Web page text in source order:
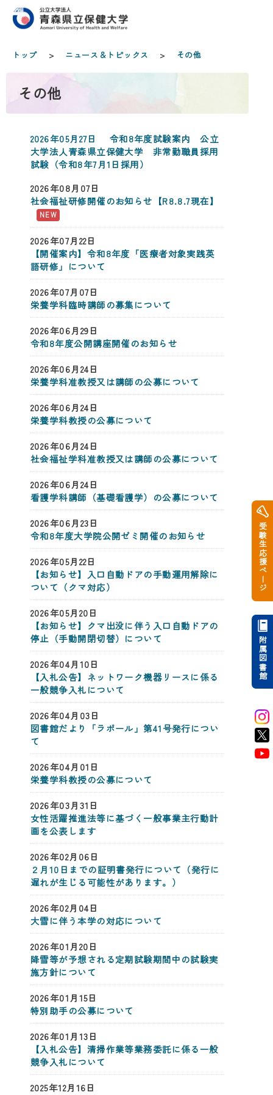
トップ > ニュース＆トピックス > その他
その他
2026年05月27日 令和8年度試験案内 公立
大学法人青森県立保健大学 非常勤職員採用
試験（令和8年7月1日採用）
2026年08月07日
社会福祉研修開催のお知らせ【R8.8.7現在】
2026年07月22日
【開催案内】令和8年度「医療者対象実践英
語研修」について
2026年07月07日
栄養学科臨時講師の募集について
2026年06月29日
令和8年度公開講座開催のお知らせ
2026年06月24日
栄養学科准教授又は講師の公募について
2026年06月24日
栄養学科教授の公募について
2026年06月24日
社会福祉学科准教授又は講師の公募について
2026年06月24日
看護学科講師（基礎看護学）の公募について
2026年06月23日
令和8年度大学院公開ゼミ開催のお知らせ
2026年05月22日
【お知らせ】入口自動ドアの手動運用解除に
ついて（クマ対応）
2026年05月20日
【お知らせ】クマ出没に伴う入口自動ドアの
停止（手動開閉切替）について
2026年04月10日
【入札公告】ネットワーク機器リースに係る
一般競争入札について
2026年04月03日
図書館だより「ラポール」第41号発行につい
て
2026年04月01日
栄養学科教授の公募について
2026年03月31日
女性活躍推進法等に基づく一般事業主行動計
画を公表します
2026年02月06日
２月10日までの証明書発行について（発行に
遅れが生じる可能性があります。）
2026年02月04日
大雪に伴う本学の対応について
2026年01月20日
降雪等が予想される定期試験期間中の試験実
施方針について
2026年01月15日
特別助手の公募について
2026年01月13日
【入札公告】清掃作業等業務委託に係る一般
競争入札について
2025年12月16日
受験生応援ページ
附属図書館